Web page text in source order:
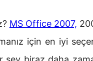
MS Office 2007,
için en iyi